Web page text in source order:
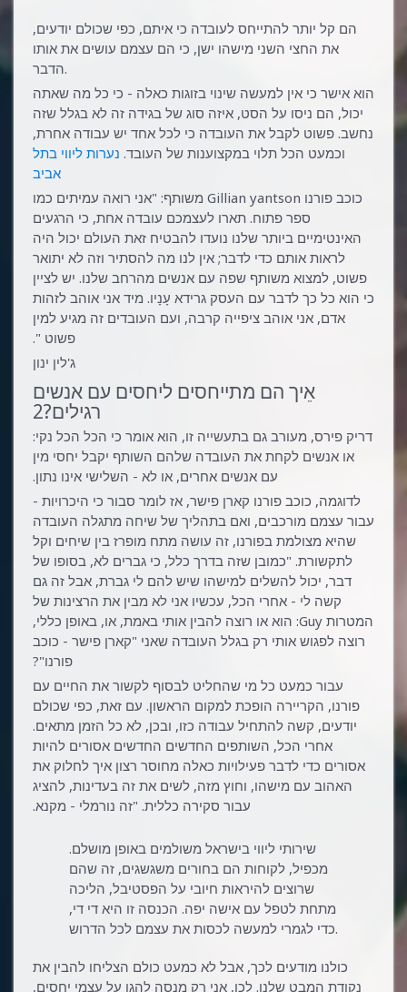
הם קל יותר להתייחס לעובדה כי איתם, כפי שכולם יודעים,
את החצי השני מישהו ישן, כי הם עצמם עושים את אותו
הדבר.
הוא אישר כי אין למעשה שינוי בזוגות כאלה - כי כל מה שאתה
יכול, הם ניסו על הסט, איזה סוג של בגידה זה לא בגלל שזה
נחשב. פשוט לקבל את העובדה כי לכל אחד יש עבודה אחרת,
וכמעט הכל תלוי במקצוענות של העובד. נערות ליווי בתל
אביב
כוכב פורנו Gillian yantson משותף: "אני רואה עמיתים כמו
ספר פתוח. תארו לעצמכם עובדה אחת, כי הרגעים
האינטימיים ביותר שלנו נועדו להבטיח זאת העולם יכול היה
לראות אותם כדי לדבר; אין לנו מה להסתיר וזה לא יתואר
פשוט, למצוא משותף שפה עם אנשים מהרחב שלנו. יש לציין
כי הוא כל כך לדבר עם העסק גרידא עָנָיו. מיד אני אוהב לזהות
אדם, אני אוהב ציפייה קרבה, ועם העובדים זה מגיע למין
פשוט ".
ג'לין ינון
אֵיך הם מתייחסים ליחסים עם אנשים
רגילים?2
דריק פירס, מעורב גם בתעשייה זו, הוא אומר כי הכל הכל נקי:
או אנשים לקחת את העובדה שלהם השותף יקבל יחסי מין
עם אנשים אחרים, או לא - השלישי אינו נתון.
לדוגמה, כוכב פורנו קארן פישר, אז לומר סבור כי היכרויות -
עבור עצמם מורכבים, ואם בתהליך של שיחה מתגלה העובדה
שהיא מצולמת בפורנו, זה עושה מתח מופרז בין שיחים וקל
לתקשורת. "כמובן שזה בדרך כלל, כי גברים לא, בסופו של
דבר, יכול להשלים למישהו שיש להם לי גברת, אבל זה גם
קשה לי - אחרי הכל, עכשיו אני לא מבין את הרצינות של
המטרות Guy: הוא או רוצה להבין אותי באמת, או, באופן כללי,
רוצה לפגוש אותי רק בגלל העובדה שאני "קארן פישר - כוכב
פורנו"?
עבור כמעט כל מי שהחליט לבסוף לקשור את החיים עם
פורנו, הקריירה הופכת למקום הראשון. עם זאת, כפי שכולם
יודעים, קשה להתחיל עבודה כזו, ובכן, לא כל הזמן מתאים.
אחרי הכל, השותפים החדשים החדשים אסורים להיות
אסורים כדי לדבר פעילויות כאלה מחוסר רצון איך לחלוק את
האהוב עם מישהו, וחוץ מזה, לשים את זה בעדינות, להציג
עבור סקירה כללית. "זה נורמלי - מקנא.
שירותי ליווי בישראל משולמים באופן מושלם.
מכפיל, לקוחות הם בחורים משגשגים, זה שהם
שרוצים להיראות חיובי על הפסטיבל, הליכה
מתחת לטפל עם אישה יפה. הכנסה זו היא די די,
כדי לגמרי למעשה לכסות את עצמם לכל הדרוש.
כולנו מודעים לכך, אבל לא כמעט כולם הצליחו להבין את
נקודת המבט שלנו. לכן, אני רק מנסה להגן על עצמי יחסים,